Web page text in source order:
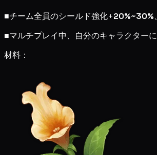
■チーム全員のシールド強化+20%~30%
■マルチプレイ中、自分のキャラクターに
材料：